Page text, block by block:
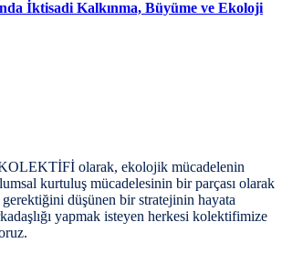
İktisadi Kalkınma, Büyüme ve Ekoloji
olarak, ekolojik mücadelenin
kurtuluş mücadelesinin bir parçası olarak
düşünen bir stratejinin hayata
yapmak isteyen herkesi kolektifimize